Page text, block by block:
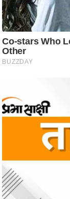
प
रा
ज
नी
ति
ष
ण
सा
म
यि